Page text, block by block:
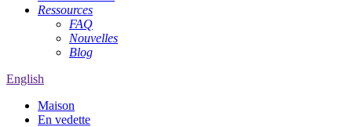
Ressources
FAQ
Nouvelles
Blog
English
Maison
En vedette